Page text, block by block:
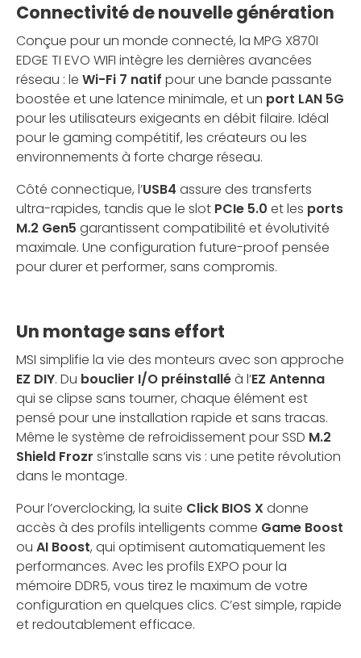
Connectivité de nouvelle génération
Conçue pour un monde connecté, la MPG X870I
EDGE TI EVO WIFI intègre les dernières avancées
réseau : le Wi-Fi 7 natif pour une bande passante
boostée et une latence minimale, et un port LAN 5G
pour les utilisateurs exigeants en débit filaire. Idéal
pour le gaming compétitif, les créateurs ou les
environnements à forte charge réseau.
Côté connectique, l’USB4 assure des transferts
ultra-rapides, tandis que le slot PCIe 5.0 et les ports
M.2 Gen5 garantissent compatibilité et évolutivité
maximale. Une configuration future-proof pensée
pour durer et performer, sans compromis.
Un montage sans effort
MSI simplifie la vie des monteurs avec son approche
EZ DIY. Du bouclier I/O préinstalléà l’EZ Antenna
qui se clipse sans tourner, chaque élément est
pensé pour une installation rapide et sans tracas.
Même le système de refroidissement pour SSD M.2
Shield Frozr s’installe sans vis : une petite révolution
dans le montage.
Pour l’overclocking, la suite Click BIOS X donne
accès à des profils intelligents comme Game Boost
ou AI Boost, qui optimisent automatiquement les
performances. Avec les profils EXPO pour la
mémoire DDR5, vous tirez le maximum de votre
configuration en quelques clics. C’est simple, rapide
et redoutablement efficace.